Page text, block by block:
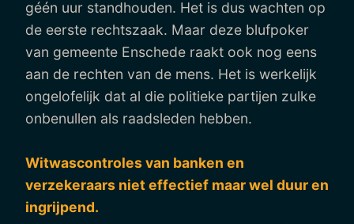
géén uur standhouden. Het is dus wachten op
de eerste rechtszaak. Maar deze blufpoker
van gemeente Enschede raakt ook nog eens
aan de rechten van de mens. Het is werkelijk
ongelofelijk dat al die politieke partijen zulke
onbenullen als raadsleden hebben.
Witwascontroles van banken en
verzekeraars niet effectief maar wel duur en
ingrijpend.